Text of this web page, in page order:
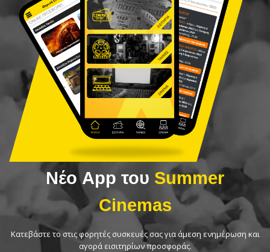
Νέο App του Summer
Cinemas
Κατεβάστε το στις φορητές συσκευές σας για άμεση ενημέρωση και
αγορά εισιτηρίων προσφοράς.